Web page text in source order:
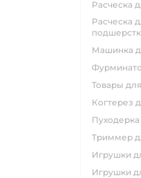
расческа
расческа для собак для вычесывания
машинка
товары
когтерез
триммер
игрушки
игрушки